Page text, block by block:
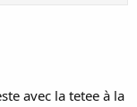
donnant le sein à
qui ne sont pas que
jours et voir ce
après le jeu des que
avec la tetee à la